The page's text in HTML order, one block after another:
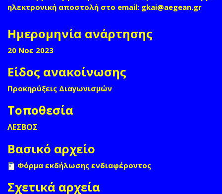
ηλεκτρονική αποστολή στο email: gkai@aegean.gr
Ημερομηνία ανάρτησης
20 Νοε 2023
Είδος ανακοίνωσης
Προκηρύξεις Διαγωνισμών
Τοποθεσία
ΛΕΣΒΟΣ
Βασικό αρχείο
Φόρμα εκδήλωσης ενδιαφέροντος
Σχετικά αρχεία